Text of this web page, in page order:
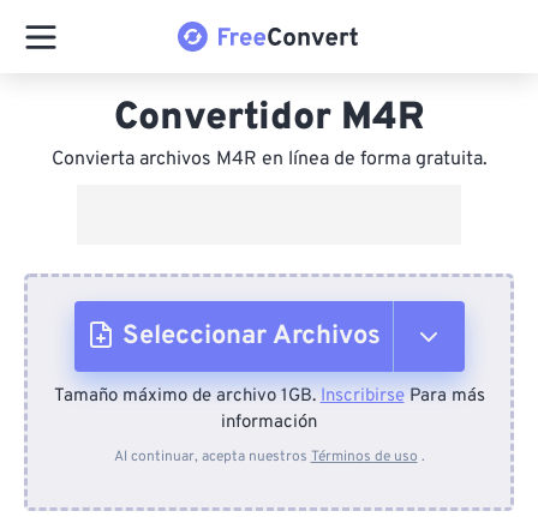
Convertidor M4R
Convierta archivos M4R en línea de forma gratuita.
Seleccionar Archivos
Desde el dispositivo
Tamaño máximo de archivo 1GB.InscribirsePara más
información
Al continuar, acepta nuestros Términos de uso .